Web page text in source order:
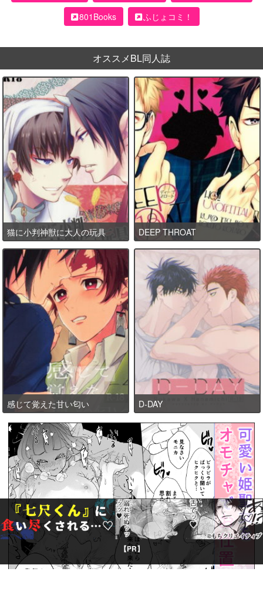
【PR】
801Books
ふじょコミ！
オススメBL同人誌
猫に小判神獣に大人の玩具 DEEP THROAT
感じて覚えた甘い匂い D-DAY